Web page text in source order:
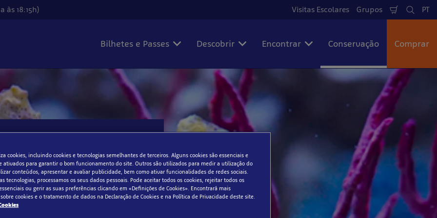
18:15h) Visitas Escolares Grupos
Carrinho
de
PT
Bilhetes e Passes Descobrir Encontrar Conservação Comprar
com os
à superfície e abaixo dela!
cookies, incluindo cookies e tecnologias semelhantes de terceiros. Alguns cookies são essenciais e
ativados para garantir o bom funcionamento do site. Outros são utilizados para medir a utilização do
conteúdos, apresentar e avaliar publicidade, bem como ativar funcionalidades de redes sociais.
tecnologias, processamos os seus dados pessoais. Pode aceitar todos os cookies, rejeitar todos os
ou gerir as suas preferências clicando em «Definições de Cookies». Encontrará mais
cookies e o tratamento de dados na Declaração de Cookies e na Política de Privacidade deste site.